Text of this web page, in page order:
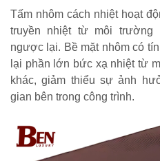
Tấm nhôm cách nhiệt hoạt
truyền nhiệt từ môi trường
ngược lại. Bề mặt nhôm có
lại phần lớn bức xạ nhiệt từ
khác, giảm thiểu sự ảnh
gian bên trong công trình.